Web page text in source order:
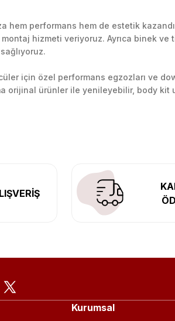
hem performans hem de estetik
hizmeti veriyoruz. Ayrıca binek
için özel performans egzozları ve
orijinal ürünler ile yenileyebilir, body kit
ve uzun ömürlüdür. İstanbul’daki
Kurumsal